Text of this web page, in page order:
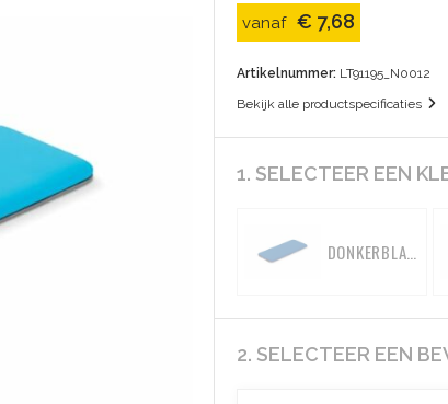
vanaf € 7,68
Artikelnummer: LT91195_N0012
Bekijk alle productspecificaties
1. SELECTEER EEN
2. SELECTEER EEN